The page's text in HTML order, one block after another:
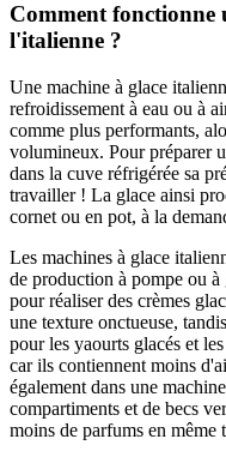
Comment fonctionne
l'italienne ?
Une machine à glace
refroidissement à eau ou à
comme plus performants,
volumineux. Pour préparer
dans la cuve réfrigérée sa
travailler ! La glace ainsi
cornet ou en pot, à la
Les machines à glace
de production à pompe ou
pour réaliser des crèmes
une texture onctueuse,
pour les yaourts glacés et
car ils contiennent moins
également dans une
compartiments et de becs
moins de parfums en même